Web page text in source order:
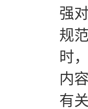
强
规
时
内
有